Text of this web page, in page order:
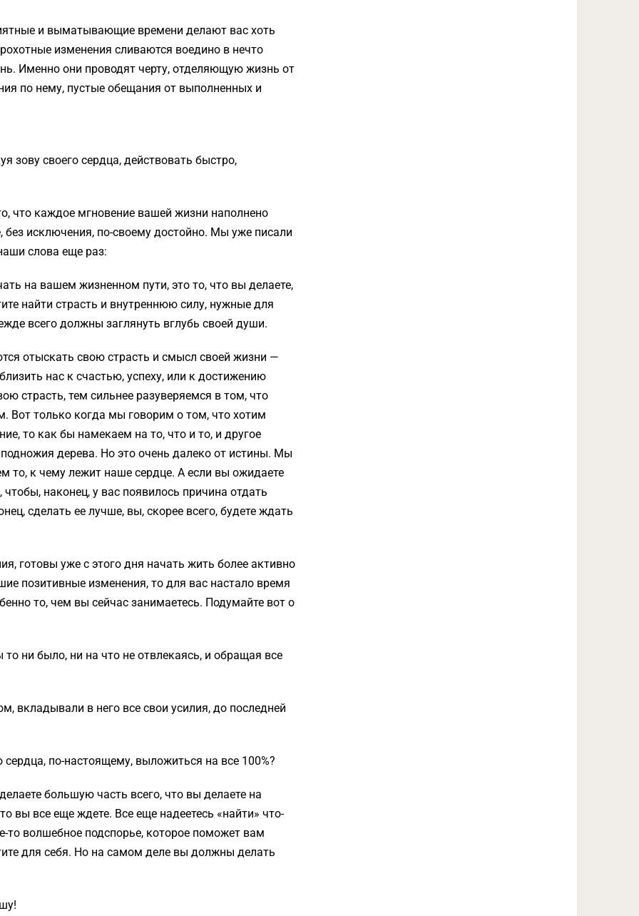
и выматывающие времени делают вас хоть
изменения сливаются воедино в нечто
Именно они проводят черту, отделяющую жизнь от
по нему, пустые обещания от выполненных и
зову своего сердца, действовать быстро,
что каждое мгновение вашей жизни наполнено
исключения, по-своему достойно. Мы уже писали
слова еще раз:
на вашем жизненном пути, это то, что вы делаете,
найти страсть и внутреннюю силу, нужные для
всего должны заглянуть вглубь своей души.
отыскать свою страсть и смысл своей жизни —
нас к счастью, успеху, или к достижению
страсть, тем сильнее разуверяемся в том, что
Вот только когда мы говорим о том, что хотим
то как бы намекаем на то, что и то, и другое
дерева. Но это очень далеко от истины. Мы
то, к чему лежит наше сердце. А если вы ожидаете
наконец, у вас появилось причина отдать
сделать ее лучше, вы, скорее всего, будете ждать
готовы уже с этого дня начать жить более активно
позитивные изменения, то для вас настало время
то, чем вы сейчас занимаетесь. Подумайте вот о
ни было, ни на что не отвлекаясь, и обращая все
вкладывали в него все свои усилия, до последней
по-настоящему, выложиться на все 100%?
большую часть всего, что вы делаете на
вы все еще ждете. Все еще надеетесь «найти» что-
то волшебное подспорье, которое поможет вам
для себя. Но на самом деле вы должны делать